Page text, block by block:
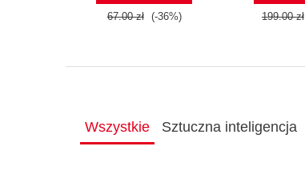
67.00 zł (-36%) 199.00 zł
Wszystkie Sztuczna inteligencja